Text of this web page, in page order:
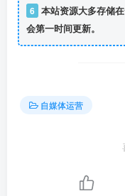
6 本站资源大多存储
会第一时间更新。
自媒体运营